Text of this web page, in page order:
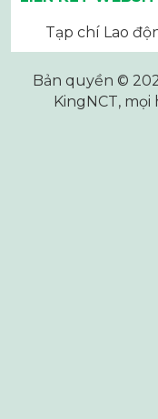
Tạp chí Lao
Bản quyền ©
KingNCT,